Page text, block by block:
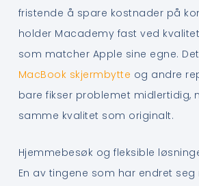
fristende å spare kostnader på
holder Macademy fast ved
som matcher Apple sine egne.
MacBook skjermbytte og andre
bare fikser problemet midlertidig,
samme kvalitet som originalt.
Hjemmebesøk og fleksible
En av tingene som har endret seg